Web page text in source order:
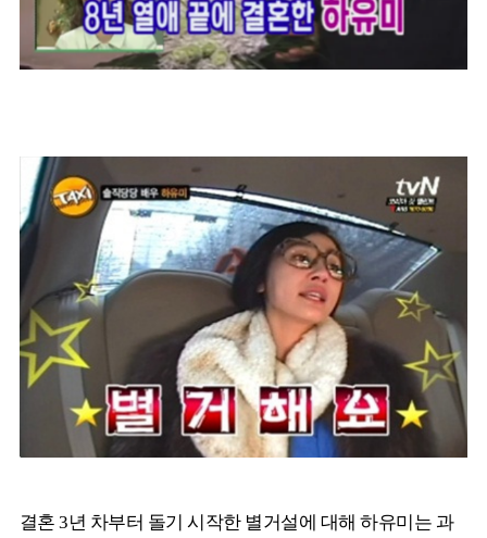
결혼 3년 차부터 돌기 시작한 별거설에 대해 하유미는 과